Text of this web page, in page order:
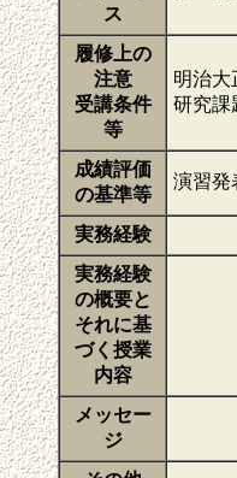
ス
履修上の
注意
受講条件
等
明治大
研究課
成績評価
の基準等
演習発
実務経験
実務経験
の概要と
それに基
づく授業
内容
メッセー
ジ